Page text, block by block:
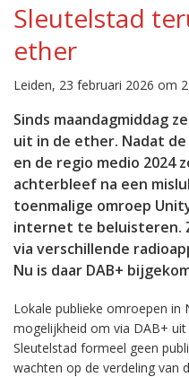
Sleutelstad
ether
Leiden, 23 februari 2026 om
Sinds maandagmiddag
uit in de ether. Nadat
en de regio medio 2024
achterbleef na een
toenmalige omroep
internet te beluisteren.
via verschillende
Nu is daar DAB+
Lokale publieke omroepen in
mogelijkheid om via DAB+
Sleutelstad formeel geen
wachten op de verdeling van